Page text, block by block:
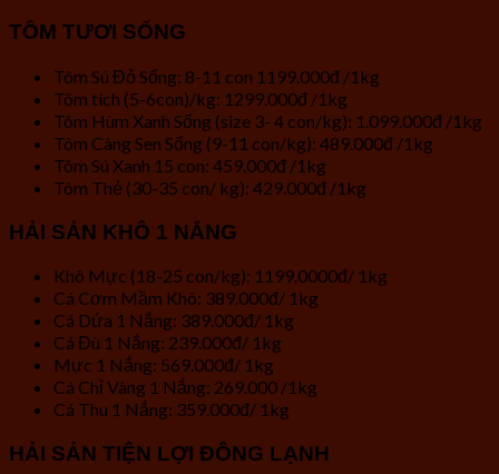
TÔM TƯƠI SỐNG
Tôm Sú Đỏ Sống: 8-11 con 1199.000đ /1kg
Tôm tích (5-6con)/kg: 1299.000đ /1kg
Tôm Hùm Xanh Sống (size 3- 4 con/kg): 1.099.000đ /1kg
Tôm Càng Sen Sống (9-11 con/kg): 489.000đ /1kg
Tôm Sú Xanh 15 con: 459.000đ /1kg
Tôm Thẻ (30-35 con/ kg): 429.000đ /1kg
HẢI SẢN KHÔ 1 NẮNG
Khô Mực (18-25 con/kg): 1199.0000đ/ 1kg
Cá Cơm Mầm Khô: 389.000đ/ 1kg
Cá Dứa 1 Nắng: 389.000đ/ 1kg
Cá Đù 1 Nắng: 239.000đ/ 1kg
Mực 1 Nắng: 569.000đ/ 1kg
Cá Chỉ Vàng 1 Nắng: 269.000 /1kg
Cá Thu 1 Nắng: 359.000đ/ 1kg
HẢI SẢN TIỆN LỢI ĐÔNG LẠNH